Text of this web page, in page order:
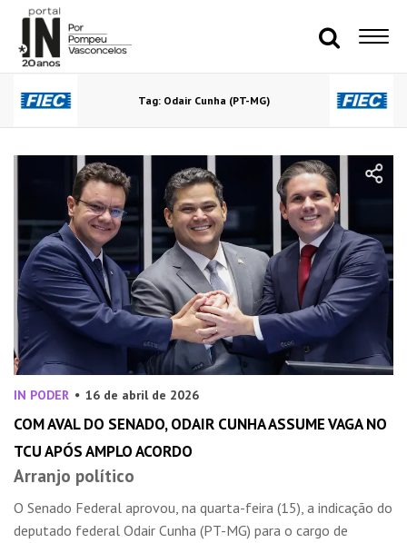
Tag: Odair Cunha (PT-MG)
IN PODER 16 de abril de 2026
COM AVAL DO SENADO, ODAIR CUNHA ASSUME VAGA NO
TCU APÓS AMPLO ACORDO
Arranjo político
O Senado Federal aprovou, na quarta-feira (15), a indicação do
deputado federal Odair Cunha (PT-MG) para o cargo de